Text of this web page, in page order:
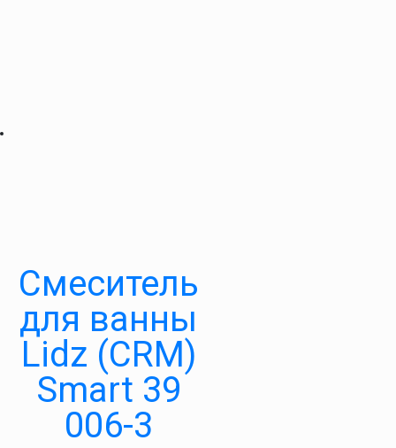
Смеситель
для ванны
Lidz (CRM)
Smart 39
006-3